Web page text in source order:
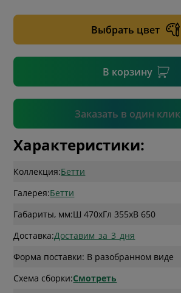
Выбрать цвет
В корзину
Заказать в один клик
Подтвердить
Характеристики:
Коллекция:Бетти
Галерея:Бетти
Габариты, мм:Ш 470xГл 355xВ 650
Доставка:Доставим_за_3_дня
Форма поставки: В разобранном виде
Схема сборки:Смотреть